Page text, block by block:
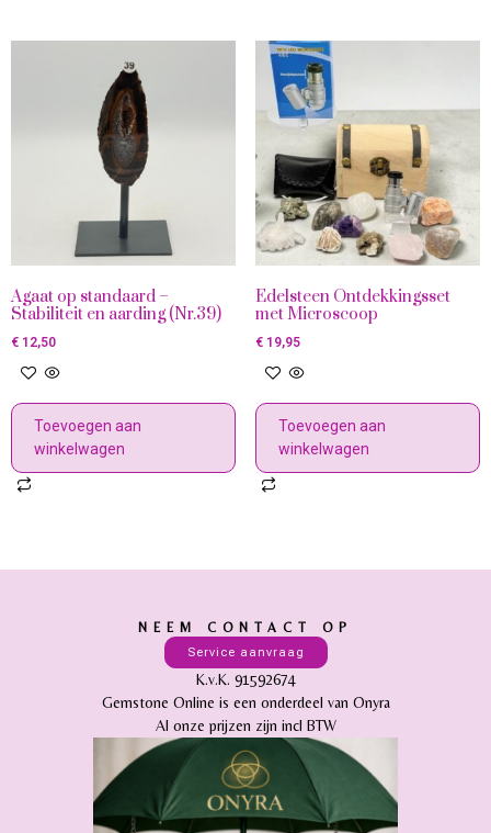
Agaat op standaard –
Stabiliteit en aarding (Nr.39)
€ 12,50
Toevoegen aan
winkelwagen
Edelsteen Ontdekkingsset
met Microscoop
€19,95
Toevoegen aan
winkelwagen
NEEM CONTACT OP
Service aanvraag
K.v.K. 91592674
Gemstone Online is een onderdeel van Onyra
Al onze prijzen zijn incl BTW